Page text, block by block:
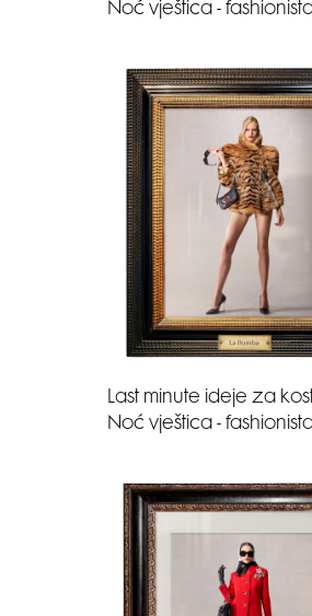
Noć vještica -
Last minute ideje za
Noć vještica -